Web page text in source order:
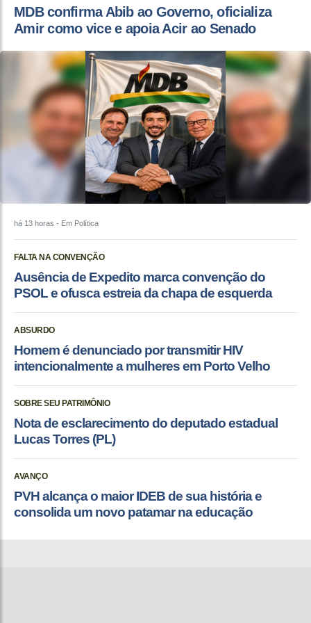
MDB confirma Abib ao Governo, oficializa
Amir como vice e apoia Acir ao Senado
há 13 horas - Em Política
FALTA NA CONVENÇÃO
Ausência de Expedito marca convenção do
PSOL e ofusca estreia da chapa de esquerda
ABSURDO
Homem é denunciado por transmitir HIV
intencionalmente a mulheres em Porto Velho
SOBRE SEU PATRIMÔNIO
Nota de esclarecimento do deputado estadual
Lucas Torres (PL)
AVANÇO
PVH alcança o maior IDEB de sua história e
consolida um novo patamar na educação